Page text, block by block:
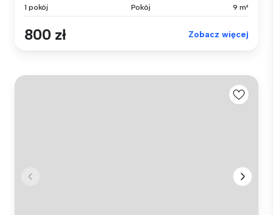
1 pokój Pokój 9 m²
800 zł Zobacz więcej